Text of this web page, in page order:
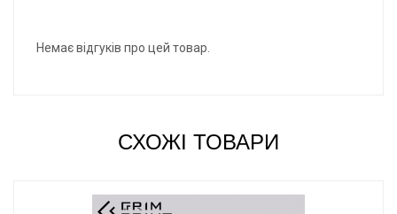
Немає відгуків про цей товар.
СХОЖІ ТОВАРИ